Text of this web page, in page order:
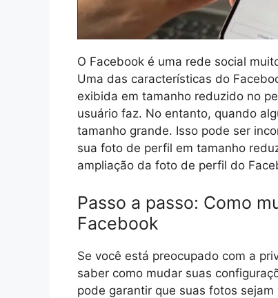
O Facebook é uma rede social
Uma das características do
exibida em tamanho reduzido no
usuário faz. No entanto, quando
tamanho grande. Isso pode ser
sua foto de perfil em tamanho
ampliação da foto de perfil do
Passo a passo: Como
Facebook
Se você está preocupado com a
saber como mudar suas
pode garantir que suas fotos